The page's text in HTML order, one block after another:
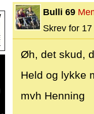
Bulli 69
Skrev for
Øh, det skud,
Held og lykke
mvh Henning